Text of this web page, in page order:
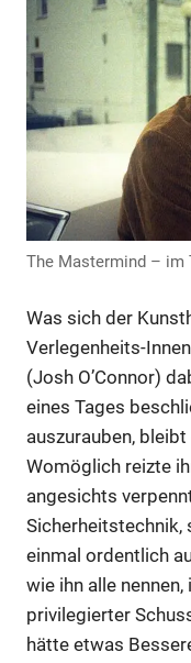
The Mastermind – im
Was sich der
Verlegenheits-
(Josh O’Connor)
eines Tages
auszurauben,
Womöglich reizte
angesichts
Sicherheitstechnik,
einmal ordentlich
wie ihn alle
privilegierter
hätte etwas